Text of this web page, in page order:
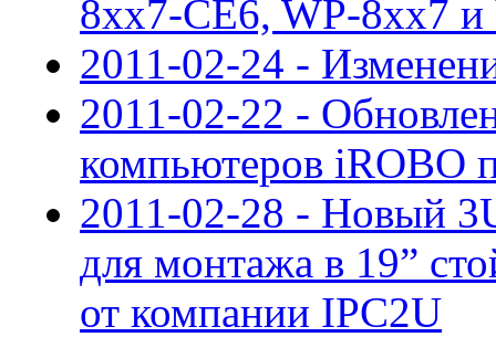
8xx7-CE6, WP-8xx7
2011-02-24 -
2011-02-22 -
компьютеров iROBO
2011-02-28 - Новый
для монтажа в 19”
от компании IPC2U